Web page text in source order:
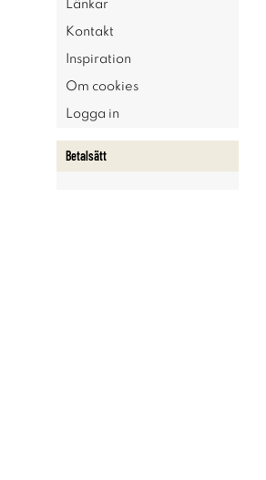
Länkar
Kontakt
Inspiration
Om cookies
Logga in
Betalsätt